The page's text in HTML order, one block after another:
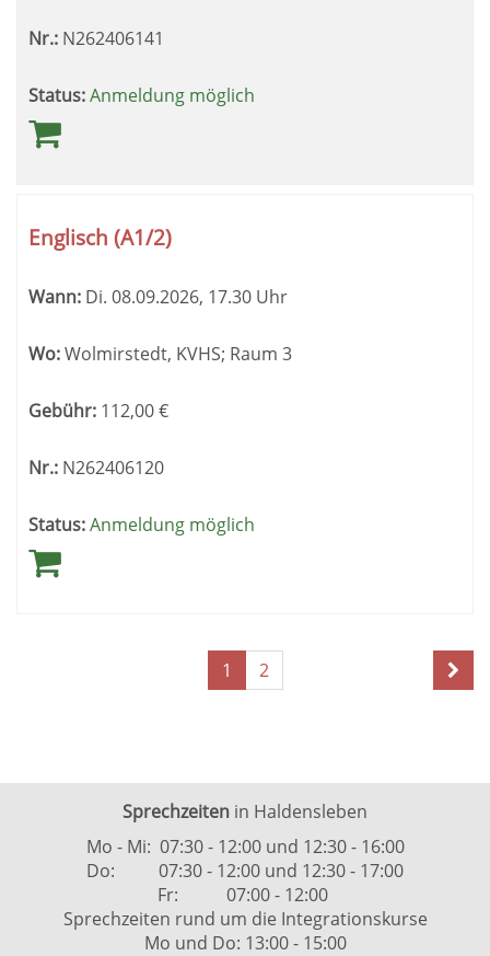
Nr.: N262406141
Status:Anmeldung möglich
Englisch (A1/2)
Wann: Di. 08.09.2026, 17.30 Uhr
Wo:Wolmirstedt, KVHS; Raum 3
Gebühr: 112,00€
Nr.: N262406120
Status:Anmeldung möglich
Seiten
blättern
1 2
Sprechzeiten in Haldensleben
Mo - Mi: 07:30 - 12:00 und 12:30 - 16:00
Do: 07:30 - 12:00 und 12:30 - 17:00
Fr: 07:00 - 12:00
Sprechzeiten rund um die Integrationskurse
Mo und Do: 13:00 - 15:00